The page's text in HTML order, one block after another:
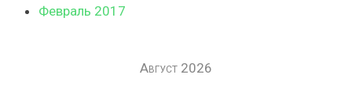
Февраль 2017
Август 2026